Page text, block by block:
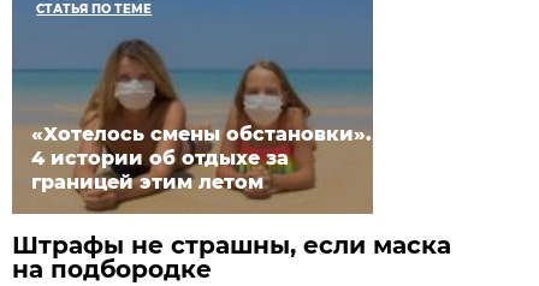
СТАТЬЯ ПО ТЕМЕ
«Хотелось смены обстановки».
4 истории об отдыхе за
границей этим летом
Штрафы не страшны, если маска
на подбородке